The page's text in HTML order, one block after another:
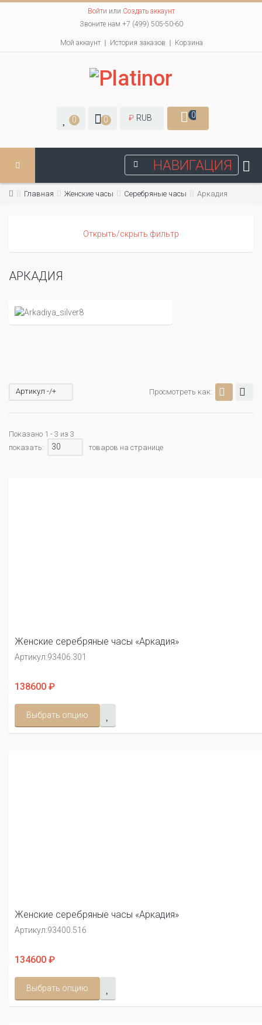
Войти или Создать аккаунт
Звоните нам +7 (499) 505-50-60
Мой аккаунт История заказов Корзина
0 0 ₽ RUB 0
НАВИГАЦИЯ
Главная Женские часы Серебряные часы Аркадия
Открыть/скрыть фильтр
АРКАДИЯ
Просмотреть как:
Артикул -/+
Показано 1 - 3 из 3
показать:
30 товаров на странице
Женские серебряные часы «Аркадия»
Артикул:93406.301
138600 ₽
Выбрать опцию
Женские серебряные часы «Аркадия»
Артикул:93400.516
134600 ₽
Выбрать опцию